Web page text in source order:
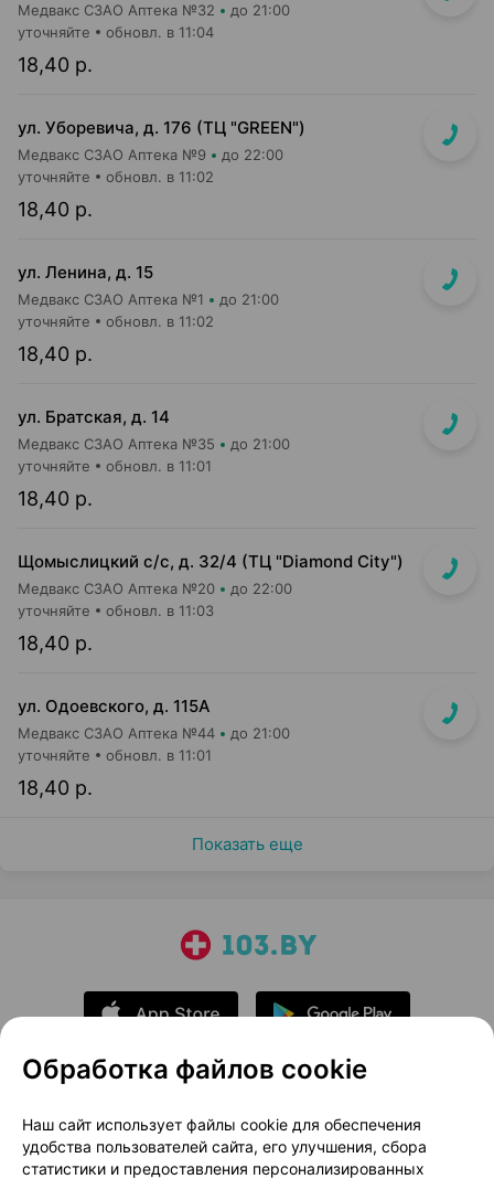
Медвакс СЗАО Аптека №32 до 21:00
18,40 р.
уточняйте обновл. в 11:04
ул. Уборевича, д. 176 (ТЦ "GREEN")
Медвакс СЗАО Аптека №9 до 22:00
18,40 р.
уточняйте обновл. в 11:02
ул. Ленина, д. 15
Медвакс СЗАО Аптека №1 до 21:00
18,40 р.
уточняйте обновл. в 11:02
ул. Братская, д. 14
Медвакс СЗАО Аптека №35 до 21:00
18,40 р.
уточняйте обновл. в 11:01
Щомыслицкий с/с, д. 32/4 (ТЦ "Diamond City")
Медвакс СЗАО Аптека №20 до 22:00
18,40 р.
уточняйте обновл. в 11:03
ул. Одоевского, д. 115А
Медвакс СЗАО Аптека №44 до 21:00
18,40 р.
уточняйте обновл. в 11:01
Показать еще
О проекте
Новости проекта
Размещение рекламы
Медицинский маркетинг
Обработка файлов cookie
Наш сайт использует файлы cookie для обеспечения
удобства пользователей сайта, его улучшения, сбора
статистики и предоставления персонализированных